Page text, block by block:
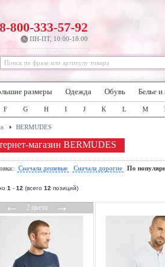
8-800-333-57-92
ПН-ПТ, 10:00-18:00
размеры Одежда Обувь Белье и
F G H I J K L M
BERMUDES
магазин BERMUDES
Сначала дешевые Сначала дорогие По
1 - 12 (всего 12 позиций)
←2 цвета→